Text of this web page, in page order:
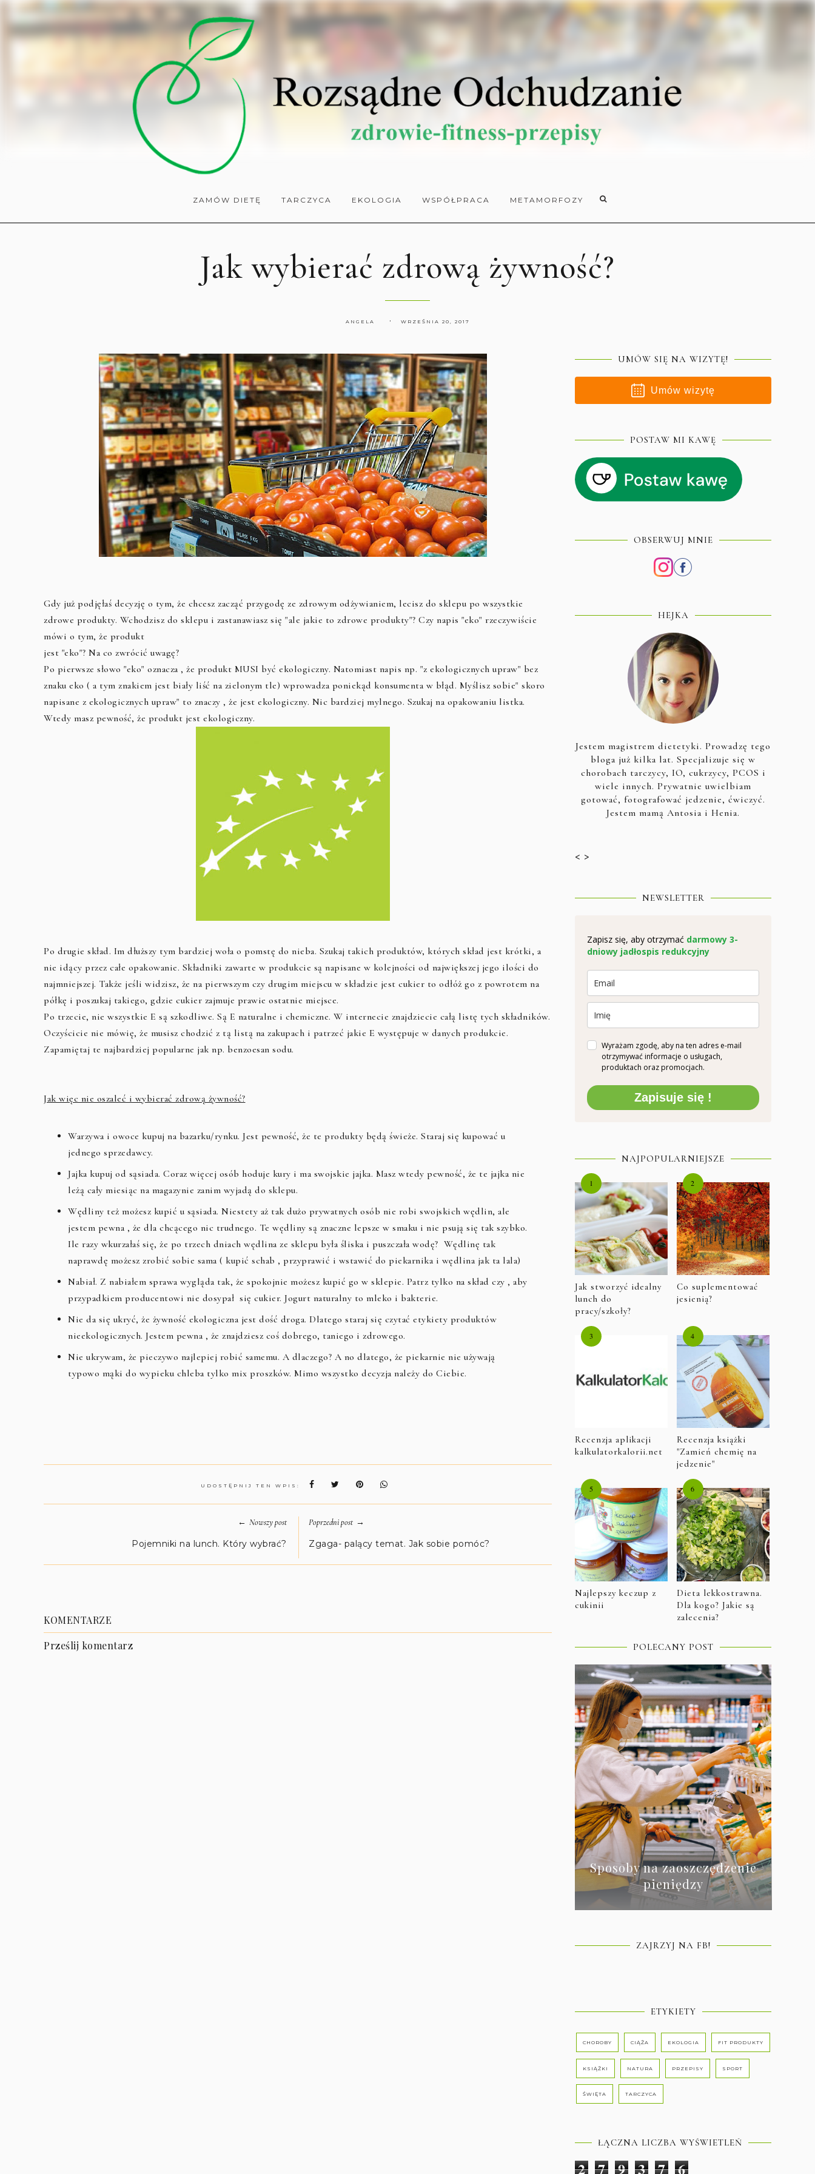
ZAMÓW DIETĘ TARCZYCA EKOLOGIA WSPÓŁPRACA METAMORFOZY
Jak wybierać zdrową żywność?
ANGELA WRZEŚNIA 20, 2017
Gdy już podjęłaś decyzję o tym, że chcesz zacząć przygodę ze zdrowym odżywianiem, lecisz do sklepu po wszystkie
zdrowe produkty. Wchodzisz do sklepu i zastanawiasz się "ale jakie to zdrowe produkty"? Czy napis "eko" rzeczywiście
mówi o tym, że produkt
jest "eko"? Na co zwrócić uwagę?
Po pierwsze słowo "eko" oznacza , że produkt MUSI być ekologiczny. Natomiast napis np. "z ekologicznych upraw" bez
znaku eko ( a tym znakiem jest biały liść na zielonym tle) wprowadza poniekąd konsumenta w błąd. Myślisz sobie" skoro
napisane z ekologicznych upraw" to znaczy , że jest ekologiczny. Nic bardziej mylnego. Szukaj na opakowaniu listka.
Wtedy masz pewność, że produkt jest ekologiczny.
Po drugie skład. Im dłuższy tym bardziej woła o pomstę do nieba. Szukaj takich produktów, których skład jest krótki, a
nie idący przez całe opakowanie. Składniki zawarte w produkcie są napisane w kolejności od największej jego ilości do
najmniejszej. Także jeśli widzisz, że na pierwszym czy drugim miejscu w składzie jest cukier to odłóż go z powrotem na
półkę i poszukaj takiego, gdzie cukier zajmuje prawie ostatnie miejsce.
Po trzecie, nie wszystkie E są szkodliwe. Są E naturalne i chemiczne. W internecie znajdziecie całą listę tych składników.
Oczyścicie nie mówię, że musisz chodzić z tą listą na zakupach i patrzeć jakie E występuje w danych produkcie.
Zapamiętaj te najbardziej popularne jak np. benzoesan sodu.
Jak więc nie oszaleć i wybierać zdrową żywność?
Warzywa i owoce kupuj na bazarku/rynku. Jest pewność, że te produkty będą świeże. Staraj się kupować u
jednego sprzedawcy.
Jajka kupuj od sąsiada. Coraz więcej osób hoduje kury i ma swojskie jajka. Masz wtedy pewność, że te jajka nie
leżą cały miesiąc na magazynie zanim wyjadą do sklepu.
Wędliny też możesz kupić u sąsiada. Niestety aż tak dużo prywatnych osób nie robi swojskich wędlin, ale
jestem pewna , że dla chcącego nic trudnego. Te wędliny są znaczne lepsze w smaku i nie psują się tak szybko.
Ile razy wkurzałaś się, że po trzech dniach wędlina ze sklepu była śliska i puszczała wodę? Wędlinę tak
naprawdę możesz zrobić sobie sama ( kupić schab , przyprawić i wstawić do piekarnika i wędlina jak ta lala)
Nabiał. Z nabiałem sprawa wygląda tak, że spokojnie możesz kupić go w sklepie. Patrz tylko na skład czy , aby
przypadkiem producentowi nie dosypał się cukier. Jogurt naturalny to mleko i bakterie.
Nie da się ukryć, że żywność ekologiczna jest dość droga. Dlatego staraj się czytać etykiety produktów
nieekologicznych. Jestem pewna , że znajdziesz coś dobrego, taniego i zdrowego.
Nie ukrywam, że pieczywo najlepiej robić samemu. A dlaczego? A no dlatego, że piekarnie nie używają
typowo mąki do wypieku chleba tylko mix proszków. Mimo wszystko decyzja należy do Ciebie.
UDOSTĘPNIJ TEN WPIS:
← Nowszy post
Pojemniki na lunch. Który wybrać?
Poprzedni post →
Zgaga- palący temat. Jak sobie pomóc?
KOMENTARZE
Prześlij komentarz
UMÓW SIĘ NA WIZYTĘ!
Umów wizytę
POSTAW MI KAWĘ
OBSERWUJ MNIE
HEJKA
Jestem magistrem dietetyki. Prowadzę tego
bloga już kilka lat. Specjalizuje się w
chorobach tarczycy, IO, cukrzycy, PCOS i
wiele innych. Prywatnie uwielbiam
gotować, fotografować jedzenie, ćwiczyć.
Jestem mamą Antosia i Henia.
< >
NEWSLETTER
Zapisz się, aby otrzymać darmowy 3-
dniowy jadłospis redukcyjny
Wyrażam zgodę, aby na ten adres e-mail
otrzymywać informacje o usługach,
produktach oraz promocjach.
Zapisuje się !
NAJPOPULARNIEJSZE
Jak stworzyć idealny
lunch do
pracy/szkoły?
Co suplementować
jesienią?
Recenzja aplikacji
kalkulatorkalorii.net
Recenzja książki
"Zamień chemię na
jedzenie"
Najlepszy keczup z
cukinii
Dieta lekkostrawna.
Dla kogo? Jakie są
zalecenia?
POLECANY POST
Sposoby na zaoszczędzenie
pieniędzy
ZAJRZYJ NA FB!
ETYKIETY
CHOROBY CIĄŻA EKOLOGIA FIT PRODUKTY
KSIĄŻKI NATURA PRZEPISY SPORT
ŚWIĘTA TARCZYCA
ŁĄCZNA LICZBA WYŚWIETLEŃ
2 7 9 3 7 6